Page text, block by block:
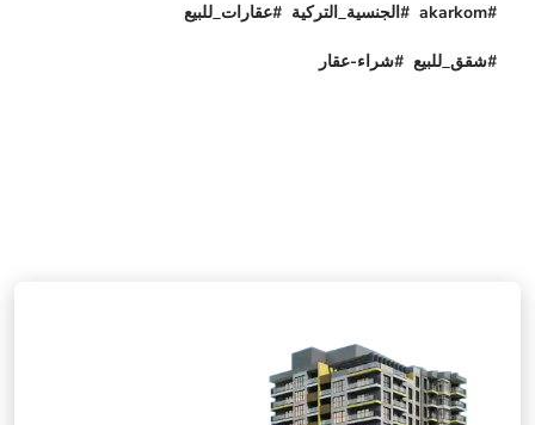
#akarkom #الجنسية_التركية #عقارات_للبيع
#شقق_للبيع #شراء-عقار